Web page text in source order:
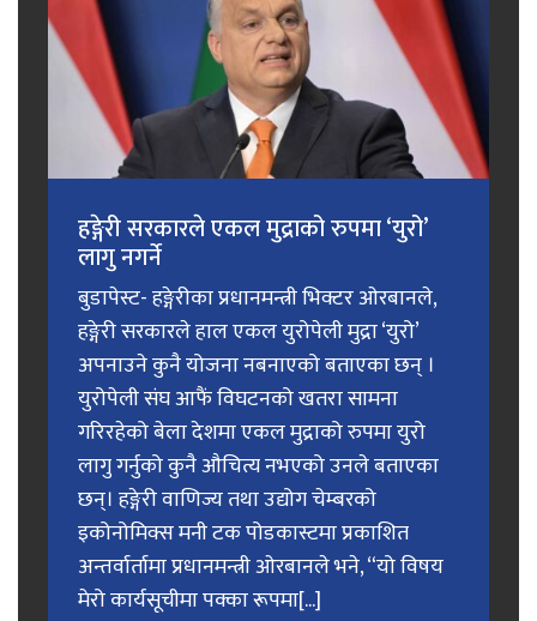
हङ्गेरी सरकारले एकल मुद्राको रुपमा ‘युरो’
लागु नगर्ने
बुडापेस्ट- हङ्गेरीका प्रधानमन्त्री भिक्टर ओरबानले,
हङ्गेरी सरकारले हाल एकल युरोपेली मुद्रा ‘युरो’
अपनाउने कुनै योजना नबनाएको बताएका छन् ।
युरोपेली संघ आफैं विघटनको खतरा सामना
गरिरहेको बेला देशमा एकल मुद्राको रुपमा युरो
लागु गर्नुको कुनै औचित्य नभएको उनले बताएका
छन्। हङ्गेरी वाणिज्य तथा उद्योग चेम्बरको
इकोनोमिक्स मनी टक पोडकास्टमा प्रकाशित
अन्तर्वार्तामा प्रधानमन्त्री ओरबानले भने, “यो विषय
मेरो कार्यसूचीमा पक्का रूपमा[...]